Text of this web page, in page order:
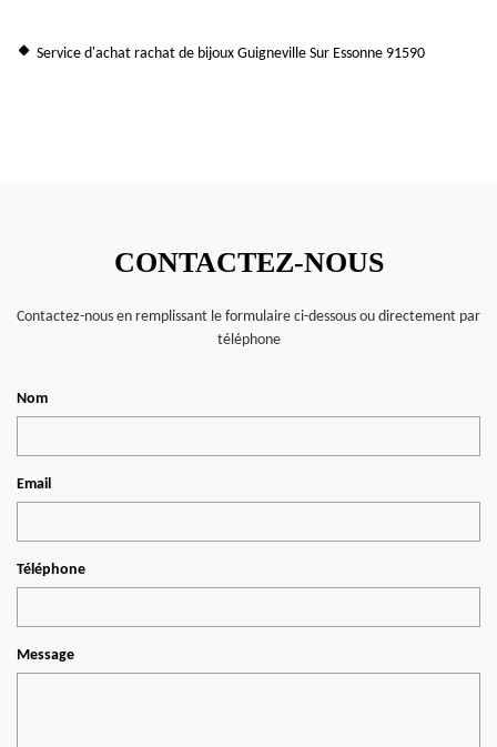
Service d'achat rachat de bijoux Guigneville Sur Essonne 91590
CONTACTEZ-NOUS
Contactez-nous en remplissant le formulaire ci-dessous ou directement par
téléphone
Nom
Email
Téléphone
Message